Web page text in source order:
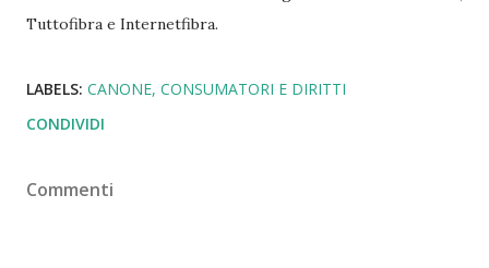
Tuttofibra e Internetfibra.
LABELS: CANONE CONSUMATORI E DIRITTI
CONDIVIDI
Commenti